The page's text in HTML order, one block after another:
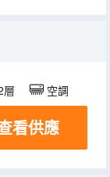
層 空調
看供應